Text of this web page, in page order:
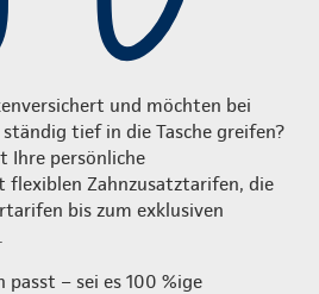
und möchten bei
tief in die Tasche greifen?
Ihre persönliche
flexiblen Zahnzusatztarifen, die
bis zum exklusiven
passt – sei es 100 %ige